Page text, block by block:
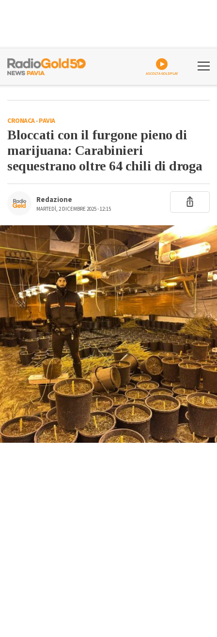
ASCOLTA GOLDPLAY
CRONACA-PAVIA
Bloccati con il furgone pieno di
marijuana: Carabinieri
sequestrano oltre 64 chili di droga
Redazione
MARTEDÌ, 2 DICEMBRE 2025 - 12:15